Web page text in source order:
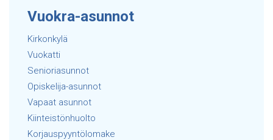
Vuokra-asunnot
Kirkonkylä
Vuokatti
Senioriasunnot
Opiskelija-asunnot
Vapaat asunnot
Kiinteistönhuolto
Korjauspyyntölomake